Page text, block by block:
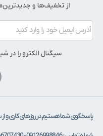
از تخفیف‌ها و
سیگنال الکترو را در
پاسخگوی شما هستیم در روزهای کاری و از